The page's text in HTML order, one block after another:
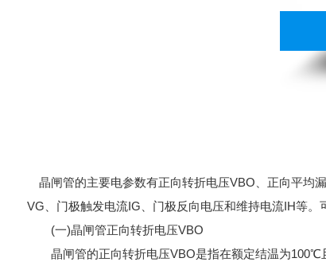
晶闸管的主要电参数有正向转折电压VBO、正向平均
VG、门极触发电流IG、门极反向电压和维持电流IH等。
(一)晶闸管正向转折电压VBO
晶闸管的正向转折电压VBO是指在额定结温为100℃